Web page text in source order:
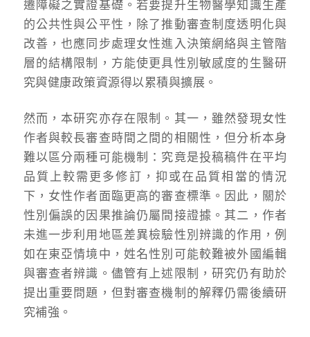
遷障礙之實證基礎。若要提升生物醫學知識生產
的公共性與公平性，除了推動審查制度透明化與
改善，也應同步處理女性進入決策網絡與主管階
層的結構限制，方能使更具性別敏感度的生醫研
究與健康政策資源得以累積與擴展。
然而，本研究亦存在限制。其一，雖然發現女性
作者與較長審查時間之間的相關性，但分析本身
難以區分兩種可能機制：究竟是投稿稿件在平均
品質上較需更多修訂，抑或在品質相當的情況
下，女性作者面臨更高的審查標準。因此，關於
性別偏誤的因果推論仍屬間接證據。其二，作者
未進一步利用地區差異檢驗性別辨識的作用，例
如在東亞情境中，姓名性別可能較難被外國編輯
與審查者辨識。儘管有上述限制，研究仍有助於
提出重要問題，但對審查機制的解釋仍需後續研
究補強。